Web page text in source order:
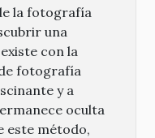
la fotografía
una
con la
fotografía
y a
oculta
este método,